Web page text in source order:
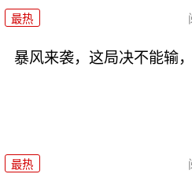
最热
暴风来袭，这局决不能输
最热